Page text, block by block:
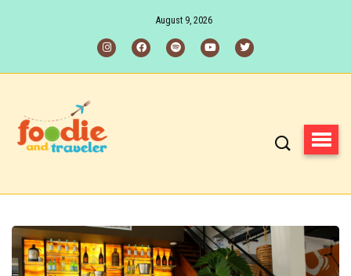
August 9, 2026